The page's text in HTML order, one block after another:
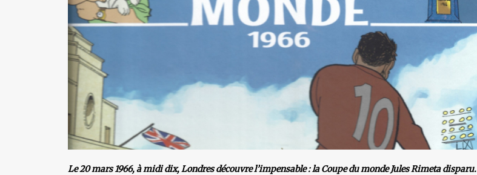
Le 20 mars 1966, à midi dix, Londres découvre l’impensable : la Coupe du monde Jules Rimeta disparu.